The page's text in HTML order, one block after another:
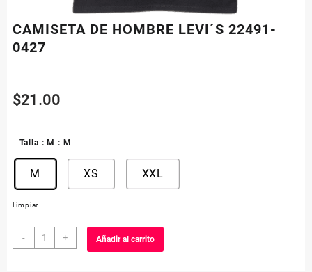
CAMISETA DE HOMBRE LEVI´S 22491-
0427
$21.00
Talla : M : M
M XS XXL
Limpiar
-
CAMISETA
DE
+ Añadir al carrito